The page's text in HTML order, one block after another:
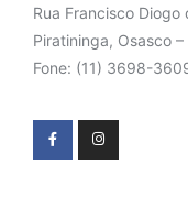
Rua Francisco Diogo
Piratininga, Osasco
Fone: (11) 3698-